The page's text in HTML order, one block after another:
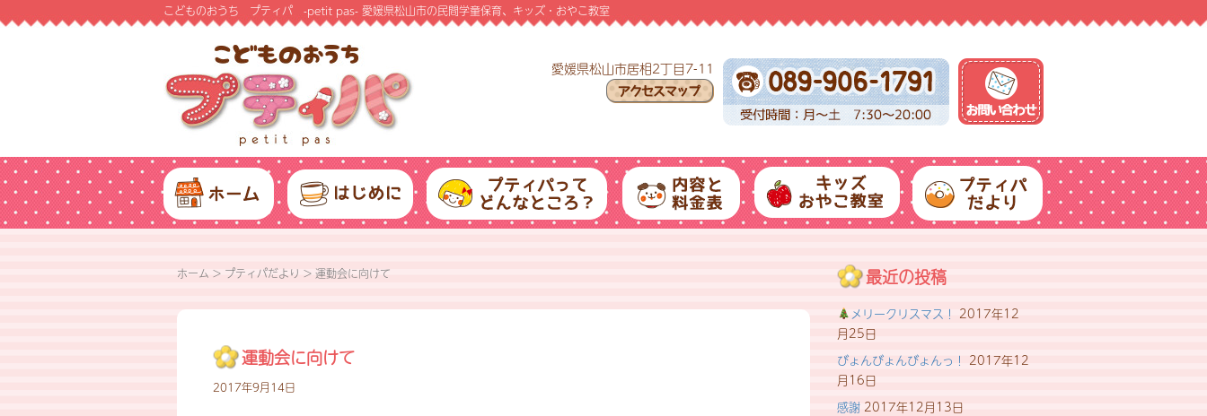
こどものおうち プティパ -petit pas- 愛媛県松山市の民間学童保育、キッズ・おやこ教室
愛媛県松山市居相2丁目7-11
ホーム > プティパだより > 運動会に向けて
運動会に向けて
2017年9月14日
最近の投稿
メリークリスマス！ 2017年12
月25日
びょんびょんびょんっ！ 2017年12
月16日
感謝 2017年12月13日